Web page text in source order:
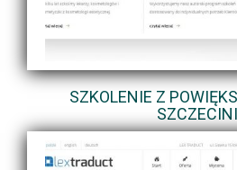
SZKOLENIE Z